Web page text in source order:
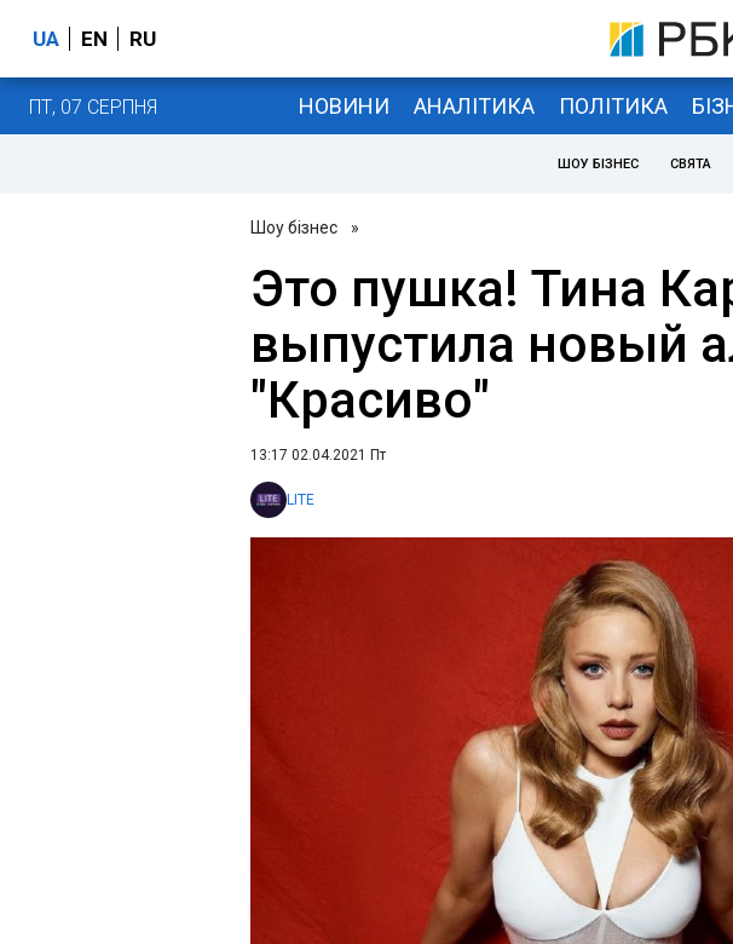
UA EN RU
ПТ, 07 СЕРПНЯ НОВИНИ АНАЛІТИКА ПОЛІТИКА
ШОУ БІЗНЕС СВЯТА
Шоу бізнес »
Это пушка! Тина
выпустила новый
"Красиво"
13:17 02.04.2021 Пт
LITE